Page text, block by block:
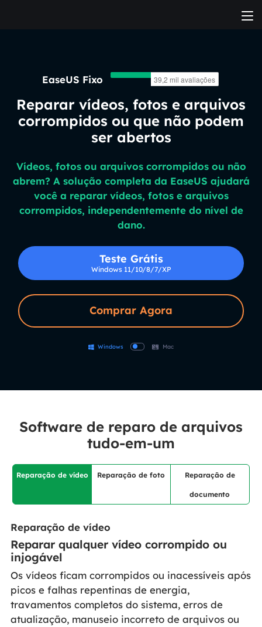
EaseUS Fixo
Reparar vídeos, fotos e arquivos
corrompidos ou que não podem
ser abertos
Vídeos, fotos ou arquivos corrompidos ou não
abrem? A solução completa da EaseUS ajudará
você a reparar vídeos, fotos e arquivos
corrompidos, independentemente do nível de
dano.
Teste Grátis
Windows 11/10/8/7/XP
Comprar Agora
Windows Mac
Software de reparo de arquivos
tudo-em-um
Reparação de vídeo Reparação de foto Reparação de
documento
Reparação de vídeo
Reparar qualquer vídeo corrompido ou
injogável
Os vídeos ficam corrompidos ou inacessíveis após
picos e falhas repentinas de energia,
travamentos completos do sistema, erros de
atualização, manuseio incorreto de arquivos ou